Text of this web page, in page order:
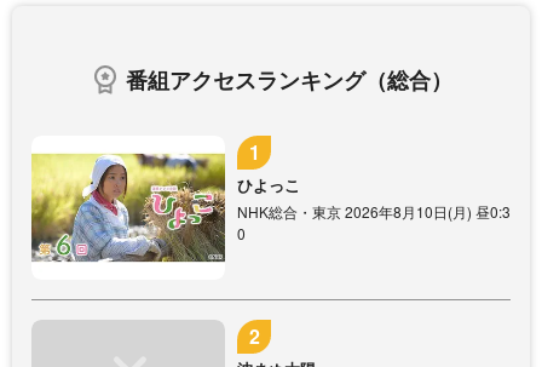
番組アクセスランキング（総合）
ひよっこ
NHK総合・東京 2026年8月10日(月) 昼0:3
0